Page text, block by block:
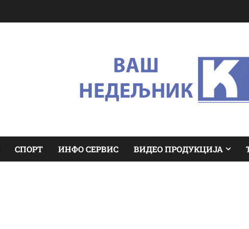
СПОРТ ИНФО СЕРВИС ВИДЕО ПРОДУКЦИЈА